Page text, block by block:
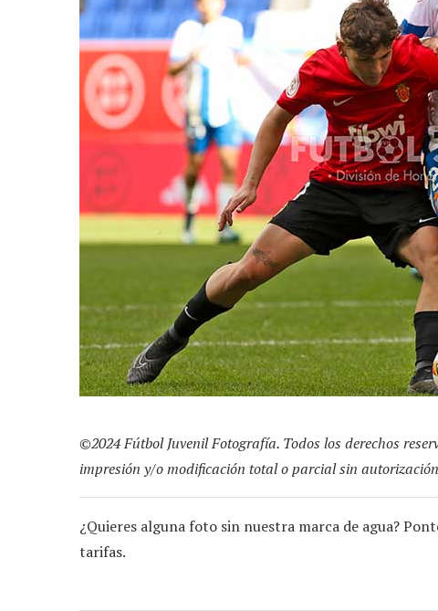
©2024 Fútbol Juvenil Fotografía. Todos los derechos
impresión y/o modificación total o parcial sin
¿Quieres alguna foto sin nuestra marca de agua?
tarifas.